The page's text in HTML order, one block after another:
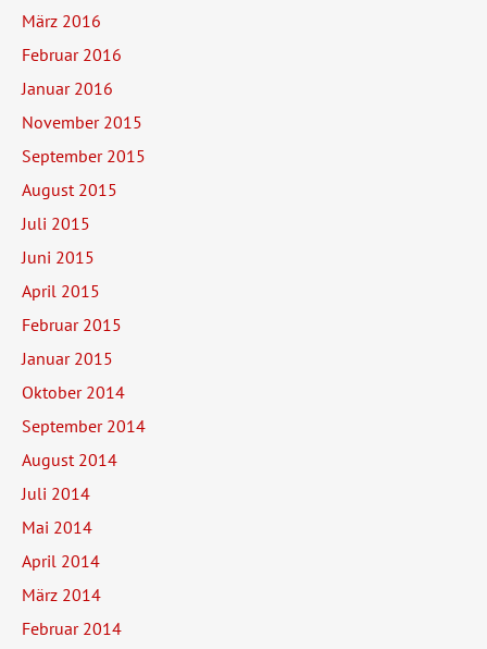
März 2016
Februar 2016
Januar 2016
November 2015
September 2015
August 2015
Juli 2015
Juni 2015
April 2015
Februar 2015
Januar 2015
Oktober 2014
September 2014
August 2014
Juli 2014
Mai 2014
April 2014
März 2014
Februar 2014